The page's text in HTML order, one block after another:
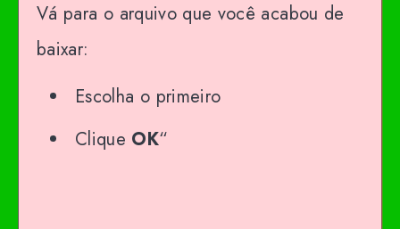
Vá para o arquivo que você acabou de
baixar:
Escolha o primeiro
Clique OK“